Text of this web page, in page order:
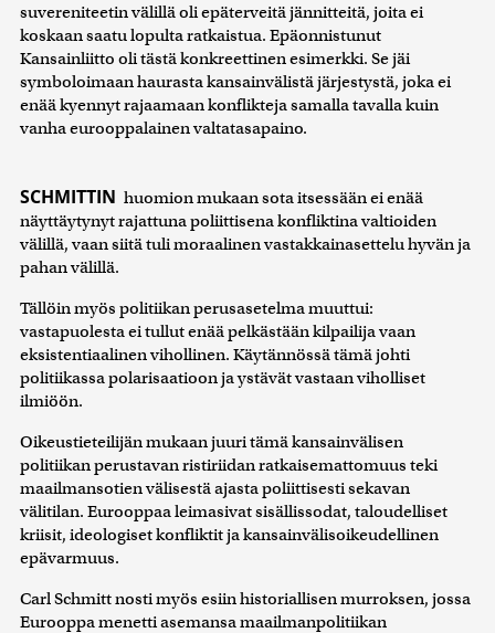
suvereniteetin välillä oli epäterveitä jännitteitä, joita ei
koskaan saatu lopulta ratkaistua. Epäonnistunut
Kansainliitto oli tästä konkreettinen esimerkki. Se jäi
symboloimaan haurasta kansainvälistä järjestystä, joka ei
enää kyennyt rajaamaan konflikteja samalla tavalla kuin
vanha eurooppalainen valtatasapaino.
SCHMITTIN huomion mukaan sota itsessään ei enää
näyttäytynyt rajattuna poliittisena konfliktina valtioiden
välillä, vaan siitä tuli moraalinen vastakkainasettelu hyvän ja
pahan välillä.
Tällöin myös politiikan perusasetelma muuttui:
vastapuolesta ei tullut enää pelkästään kilpailija vaan
eksistentiaalinen vihollinen. Käytännössä tämä johti
politiikassa polarisaatioon ja ystävät vastaan viholliset
ilmiöön.
Oikeustieteilijän mukaan juuri tämä kansainvälisen
politiikan perustavan ristiriidan ratkaisemattomuus teki
maailmansotien välisestä ajasta poliittisesti sekavan
välitilan. Eurooppaa leimasivat sisällissodat, taloudelliset
kriisit, ideologiset konfliktit ja kansainvälisoikeudellinen
epävarmuus.
Carl Schmitt nosti myös esiin historiallisen murroksen, jossa
Eurooppa menetti asemansa maailmanpolitiikan